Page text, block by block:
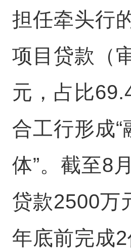
担任牵头行
项目贷款（
元，占比
合工行形成“
体”。截至8
贷款2500万
年底前完成